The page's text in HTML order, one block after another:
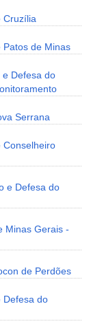
Cruzília
Patos de Minas
e Defesa do
Serrana
Conselheiro
e Defesa do
Minas Gerais -
de Perdões
Defesa do